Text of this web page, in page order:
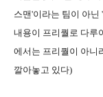
스맨'이라는 팀이 아닌
내용이 프리퀄로 다루
에서는 프리퀄이 아니
깔아놓고 있다)